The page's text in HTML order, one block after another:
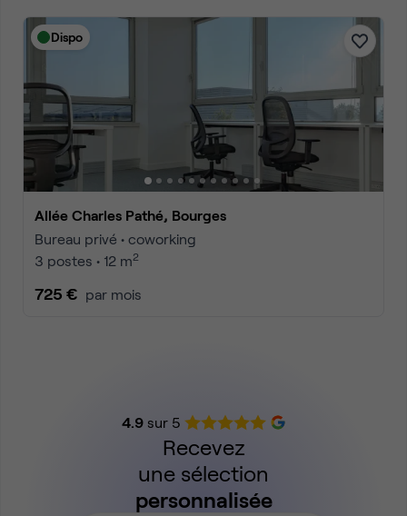
Dispo
Allée Charles Pathé, Bourges
Bureau privé • coworking
3 postes • 12 m2
725 € par mois
4.9sur 5
Recevez
une sélection
personnalisée